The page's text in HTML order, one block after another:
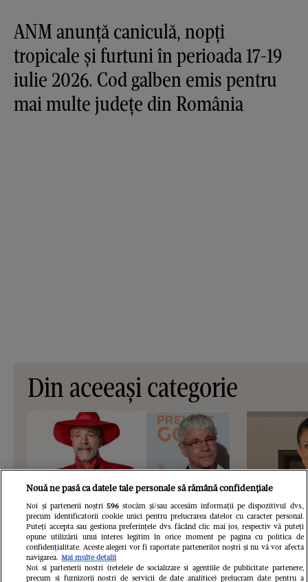
ANM anunță caniculă, nopți
tropicale și furtuni în perioada 17-19
iulie 2026. Cod galben emis pentru
mai multe județe din România
Din aceeași categorie
VEDETE SI EVENIMENTE VEDETE
Nouă ne pasă ca datele tale personale să rămână confidențiale
Noi și partenerii noștri 596stocăm și/sau accesăm informații pe dispozitivul dvs.,
precum identificatorii cookie unici pentru prelucrarea datelor cu caracter personal.
Puteți accepta sau gestiona preferințele dvs. făcând clic mai jos, respectiv vă puteți
opune utilizării unui interes legitim în orice moment pe pagina cu politica de
confidențialitate. Aceste alegeri vor fi raportate partenerilor noștri și nu vă vor afecta
navigarea. Mai multe detalii
Noi si partenerii nostri (retelele de socializare si agentiile de publicitate partenere,
precum si furnizorii nostri de servicii de date analitice) prelucram date pentru a